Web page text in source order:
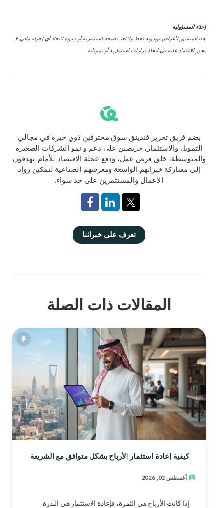
إخلاء المسؤولية
هذا المنشور لأغراض توعوية فقط ولا يُعد نصيحة استثمارية أو دعوة لاتخاذ أي إجراء مالي. لا
يجوز الاعتماد عليه في اتخاذ قرارات استثمارية أو تمويلية.
يضم فريق تحرير فندينق سوق محترفين ذوي خبرة في مجالي
التمويل والاستثمار، حريصين على دعم و نمو الشركات الصغيرة
والمتوسطة، خلق فرص عمل، ودفع عجلة الاقتصاد للأمام. يهدفون
إلى مشاركة خبراتهم الواسعة ومعرفتهم الصناعية لتمكين رواد
الأعمال والمستثمرين على حد سواء.
تعرف على خبرائنا
المقالات ذات الصلة
كيفية إعادة استثمار الأرباح بشكل متوافق مع الشريعة
أغسطس 02, 2026
إذا كانت الأرباح هي الثمرة، فإعادة الاستثمار هي البذرة